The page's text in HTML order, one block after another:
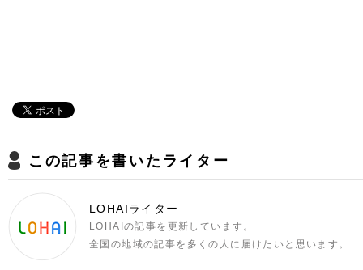
この記事を書いたライター
LOHAIライター
LOHAIの記事を更新しています。
全国の地域の記事を多くの人に届けたいと思います。